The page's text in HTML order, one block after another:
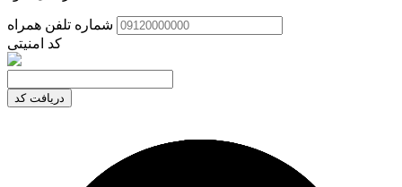
کد امنیتی
دریافت کد